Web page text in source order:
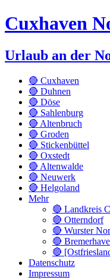
Cuxhaven
Urlaub an der
🔴 Cuxhaven
🔴 Duhnen
🔴 Döse
🔴 Sahlenburg
🔴 Altenbruch
🔴 Groden
🔴 Stickenbüttel
🔴 Oxstedt
🔴 Altenwalde
🔴 Neuwerk
🔴 Helgoland
Mehr
🔴 Landkreis
🔴 Otterndorf
🔴 Wurster
🔴
🔴
Datenschutz
Impressum